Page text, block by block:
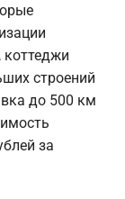
строений
до 500 км
за